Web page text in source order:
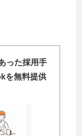
った採用手
を無料提供